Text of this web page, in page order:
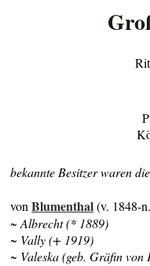
bekannte Besitzer waren die
vonBlumenthal(v. 1848-
~ Albrecht (* 1889)
~ Vally (+ 1919)
~ Valeska (geb. Gräfin